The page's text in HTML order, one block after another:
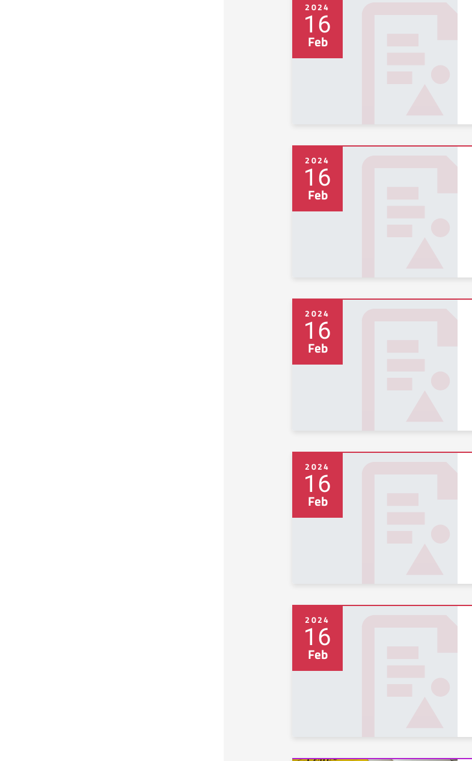
2024
16
Feb
2024
16
Feb
2024
16
Feb
2024
16
Feb
2024
16
Feb